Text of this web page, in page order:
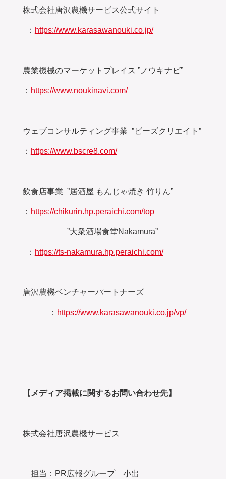
株式会社唐沢農機サービス公式サイト
： https://www.karasawanouki.co.jp/
農業機械のマーケットプレイス ”ノウキナビ”
： https://www.noukinavi.com/
ウェブコンサルティング事業 ”ビーズクリエイト”
： https://www.bscre8.com/
飲食店事業 ”居酒屋 もんじゃ焼き 竹りん”
： https://chikurin.hp.peraichi.com/top
”大衆酒場食堂Nakamura”
： https://ts-nakamura.hp.peraichi.com/
唐沢農機ベンチャーパートナーズ
： https://www.karasawanouki.co.jp/vp/
【メディア掲載に関するお問い合わせ先】
株式会社唐沢農機サービス
担当：PR広報グループ 小出